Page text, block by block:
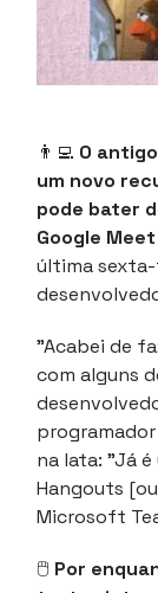
👨‍💻 O
um novo
pode bater
Google
última
"Acabei de
com alguns
na lata: "Já
Hangouts [ou
Microsoft
🖱 Por